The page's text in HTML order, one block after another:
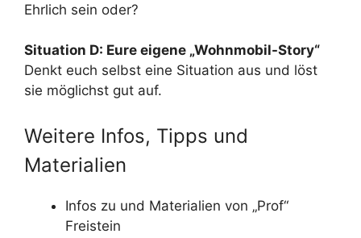
Ehrlich sein oder?
Situation D: Eure eigene „Wohnmobil-Story“
Denkt euch selbst eine Situation aus und löst
sie möglichst gut auf.
Weitere Infos, Tipps und
Materialien
Infos zu und Materialien von „Prof“
Freistein